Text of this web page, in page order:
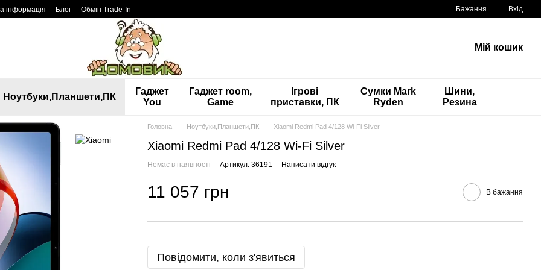
інформація Блог Обмін Trade-In Бажання Вхід
Мій кошик
Ноутбуки,Планшети,ПК
Гаджет
You
Гаджет room,
Game
Ігрові
приставки, ПК
Сумки Mark
Ryden
Шини,
Резина
Головна Ноутбуки,Планшети,ПК Xiaomi Redmi Pad 4/128 Wi-Fi Silver
Xiaomi Redmi Pad 4/128 Wi-Fi Silver
Немає в наявності Артикул: 36191 Написати відгук
11 057 грн В бажання
Повідомити, коли з'явиться